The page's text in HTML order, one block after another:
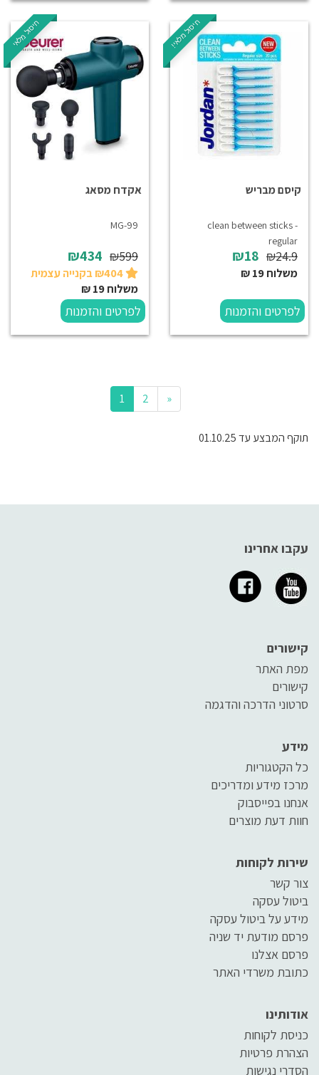
חיסול מלאי!
קיסם מבריש
clean between sticks -
regular
₪18 ₪24.9
משלוח 19 ₪
לפרטים והזמנות
חיסול מלאי
אקדח מסאג
MG-99
₪434 ₪599
משלוח 19 ₪
לפרטים והזמנות
1 2 «
Next
תוקף המבצע עד 01.10.25
עקבו אחרינו
קישורים
מפת האתר
קישורים
סרטוני הדרכה והדגמה
מידע
כל הקטגוריות
מרכז מידע ומדריכים
אנחנו בפייסבוק
חוות דעת מוצרים
שירות לקוחות
צור קשר
ביטול עסקה
מידע על ביטול עסקה
פרסם מודעת יד שניה
פרסם אצלנו
כתובת משרדי האתר
אודותינו
כניסת לקוחות
הצהרת פרטיות
הסדרי נגישות